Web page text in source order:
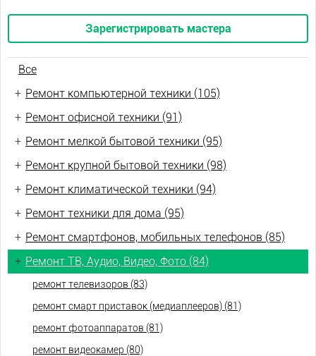
Зарегистрировать мастера
Все
+ Ремонт компьютерной техники (105)
+ Ремонт офисной техники (91)
+ Ремонт мелкой бытовой техники (95)
+ Ремонт крупной бытовой техники (98)
+ Ремонт климатической техники (94)
+ Ремонт техники для дома (95)
+ Ремонт смартфонов, мобильных телефонов (85)
+ Ремонт ТВ, Аудио, Видео, Фото (84)
ремонт телевизоров (83)
ремонт смарт приставок (медиаплееров) (81)
ремонт фотоаппаратов (81)
ремонт видеокамер (80)